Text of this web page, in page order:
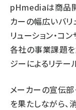
pHmediaは商品開
カーの幅広いバリ
リューション・コ
各社の事業課題
ジーによるリテー
メーカーの宣伝部
を果たしながら、